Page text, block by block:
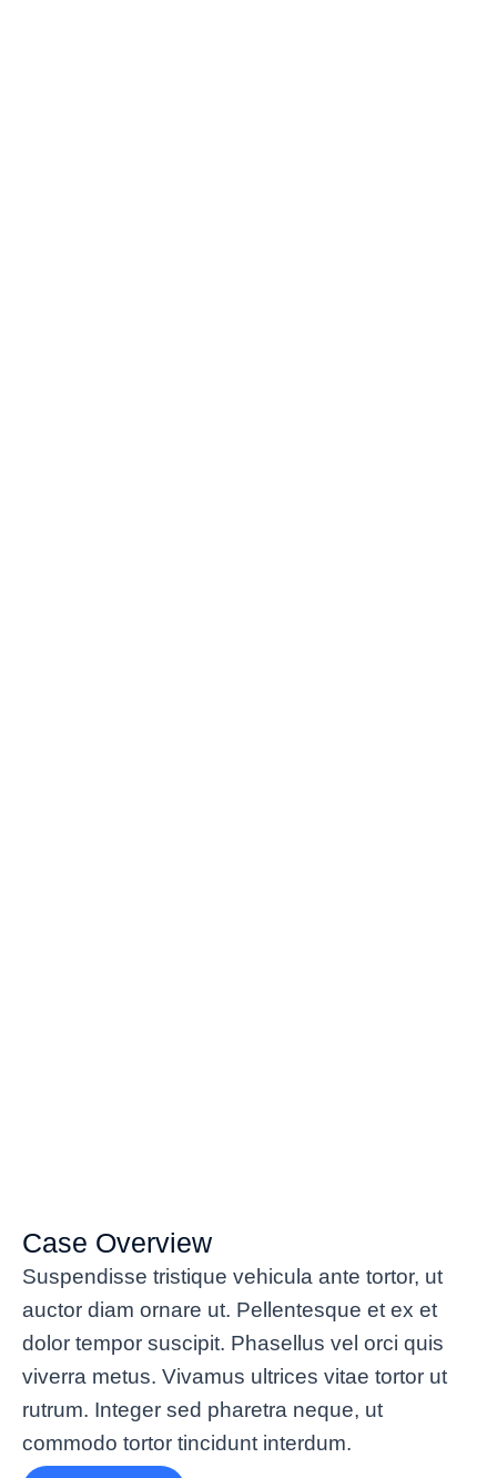
Case Overview
Suspendisse tristique vehicula ante tortor, ut
auctor diam ornare ut. Pellentesque et ex et
dolor tempor suscipit. Phasellus vel orci quis
viverra metus. Vivamus ultrices vitae tortor ut
rutrum. Integer sed pharetra neque, ut
commodo tortor tincidunt interdum.